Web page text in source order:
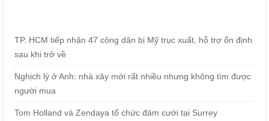
TP. HCM tiếp nhận 47 công dân bị Mỹ trục xuất, hỗ trợ ổn định
sau khi trở về
Nghịch lý ở Anh: nhà xây mới rất nhiều nhưng không tìm được
người mua
Tom Holland và Zendaya tổ chức đám cưới tại Surrey